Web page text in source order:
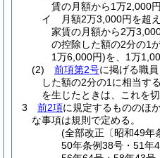
賃の月額から1万2,000
イ
月額2万3,000円を超
家賃の月額から2万
の控除した額の2分の1
1万6,000円)を、1万
(2)
前項第2号に掲げる職
した額の2分の1に相当す
を生じたときは、これを
3
前2項に規定するもののほ
な事項は規則で定める。
(全部改正〔昭和49年
50年条例38号・51年